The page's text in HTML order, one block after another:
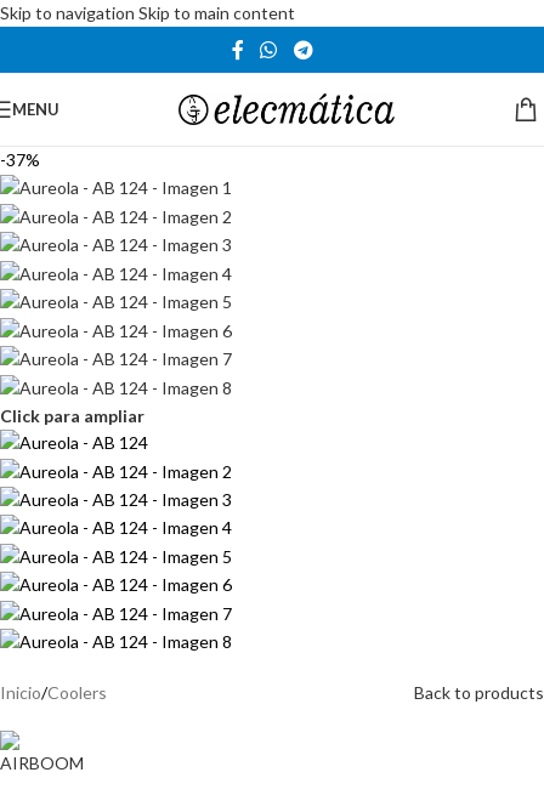
Skip to navigation Skip to main content
MENU
-37%
Click para ampliar
Inicio/Coolers Back to products